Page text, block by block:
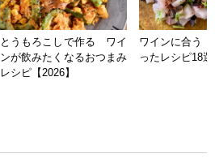
とうもろこしで作る ワイ
ンが飲みたくなるおつまみ
レシピ【2026】
ワインに合う
ったレシピ18